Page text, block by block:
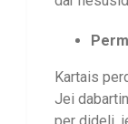
Kartais
Jei